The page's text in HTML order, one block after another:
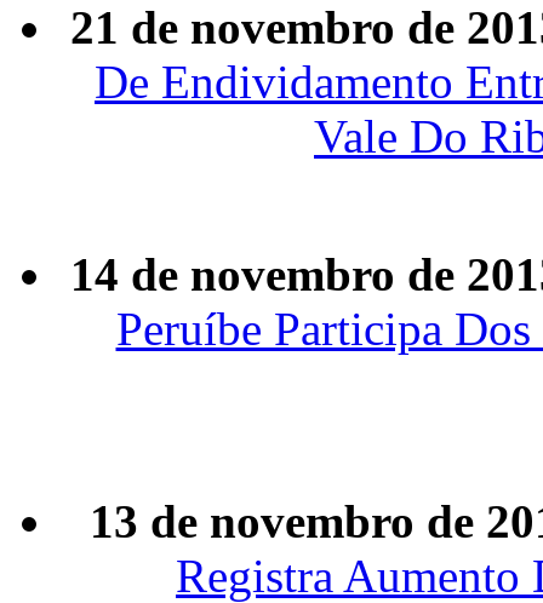
21 de novembro de
De Endividamento
Vale Do
14 de novembro de
Peruíbe Participa
13 de novembro de
Registra Aumento